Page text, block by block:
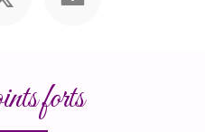
forts